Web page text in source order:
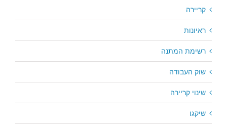
קריירה
ראיונות
רשימת המתנה
שוק העבודה
שינוי קריירה
שיקגו